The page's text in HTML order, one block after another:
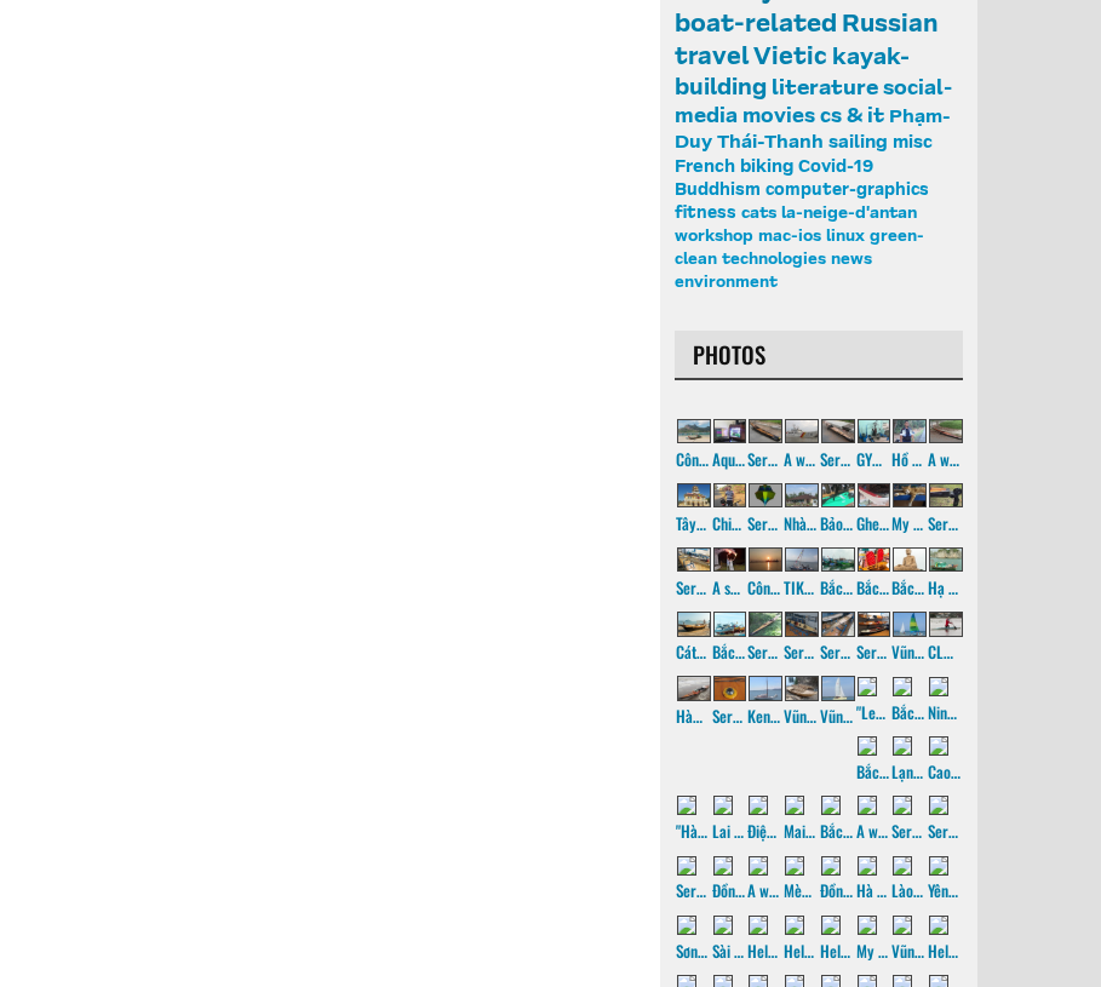
boat-related Russian
travel Vietic kayak-
building literature social-
media movies cs & it Phạm-
Duy Thái-Thanh sailing misc
French biking Covid-19
Buddhism computer-graphics
fitness cats la-neige-d'antan
workshop mac-ios linux green-
clean technologies news
environment
PHOTOS
Côn Đảo - 2026 Aquarium PC Serenity-2 A watery Saigon, p5 Serenity - 1, p2 GYM corner Hồ Cốc, Hồ Tràm A watery Saigon - p4
Tây Ninh Chiến khu D Serenity - 1, p1 Nhà 100 cột Bảo tàng vũ khí Robert Taylor Ghe Sấm My cats Serene - 3, p2
Serene - 3, p1 A sailor's wedding Côn Đảo - 2017, failed attempt TIKI 30' Veronique christening Bắc hành - 2017, p4 Bắc hành - 2017, p3 Bắc hành - 2017, p2 Hạ Long - 2017
Cát Bà - 2017 Bắc hành - 2017, p1 Serene - 2, p4 Serene - 2, p3 Serene - 2, p2 Serene - 2, p1 Vũng Tàu sailing - 2 CLB TDTT Thanh Đa
Hành trình kayak qua 9 cửa sông Mekong, 2016 Serene - 1, p4 Kendu Yacht's 21 Vũng Tàu prams Vũng Tàu sailing - 1 "Learn sailing Bắc hành, 2016, p2 Ninh Bình, 2016
Bắc Ninh, 2016 Lạng Sơn, 2016 Cao Bằng - 2016
"Hà Giang, 2016 Lai Châu, 2016 Điện Biên 2016 Mai Châu, Mộc Châu 2016 Bắc hành, 2016, p1 A watery Saigon, p3 Serene - 1, p3 Serene - 1, p2
Serene - 1, p1 Đồng Hoà, 2015 A watery Saigon, p2 Mèo Vạc, 2015 Đồng Văn, 2015 Hà Giang, 2015 Lào Cai, 2015 Yên Bái, 2015
Sơn Tây, 2015 Sài gòn <=> Hà nội, 2015 Hello World - 3, p3 Hello World - 3, p2 Hello World - 3, p1 My woodworking workshop Vũng Tàu, 2014 Hello World - 1 & 2